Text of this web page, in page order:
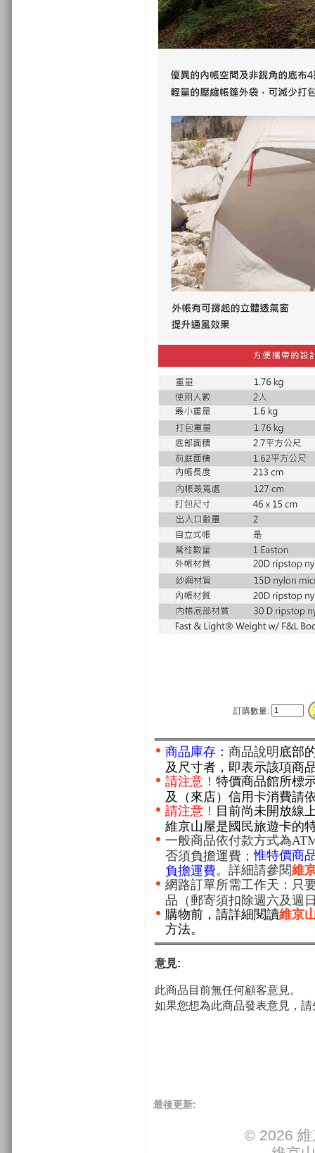
訂購數量:
商品庫存： 商品說明 底部
及尺寸者，即表示該項商
請注意！ 特價商品館所標
及（來店）信用卡消費請
請注意！ 目前尚未開放線
維京山屋是國民旅遊卡的
一般商品依付款方式為
否須負擔運費；惟特價商
負擔運費。詳細請參閱維
網路訂單所需工作天：只
品（郵寄須扣除週六及週
購物前，請詳細閱讀維京
方法。
意見:
此商品目前無任何顧客意見。
如果您想為此商品發表意見，
最後更新:
© 2026 維